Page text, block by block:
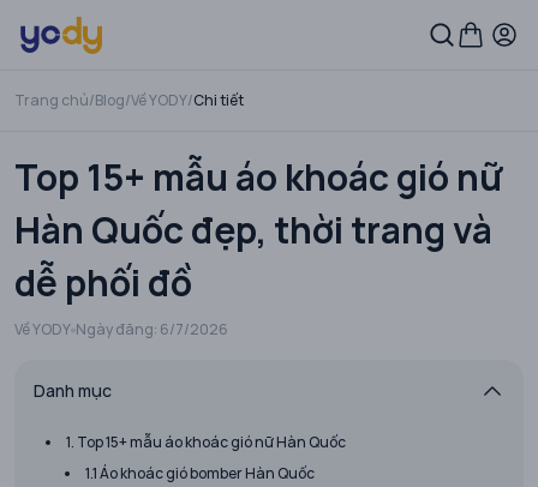
Trang chủ/Blog/Về YODY/Chi tiết
Top 15+ mẫu áo khoác gió nữ
Hàn Quốc đẹp, thời trang và
dễ phối đồ
Về YODY Ngày đăng: 6/7/2026
Danh mục
1. Top 15+ mẫu áo khoác gió nữ Hàn Quốc
1.1 Áo khoác gió bomber Hàn Quốc